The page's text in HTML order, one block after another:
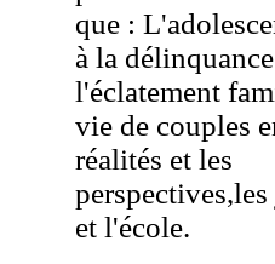
que :
à la
l'éclatement
vie de couples
réalités et les
perspectives,les
et l'école.